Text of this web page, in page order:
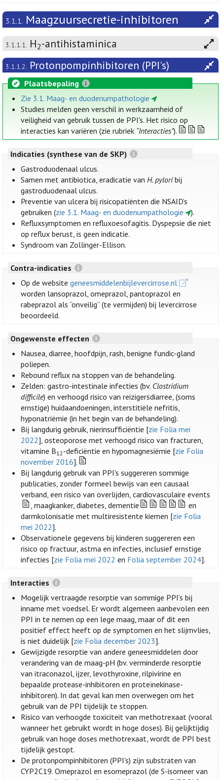
3.1.1. Maagzuursecretie-inhibitoren
3.1.1.1. H2-antihistaminica
3.1.1.2. Protonpompinhibitoren (PPI's)
Plaatsbepaling
Zie 3.1. Maag- en duodenumpathologie
Studies melden geen verschil in werkzaamheid of
veiligheid van gebruik tussen de PPI's. Het risico op
interacties kan variëren (zie rubriek “Interacties”).
Indicaties (synthese van de SKP)
Gastroduodenaal ulcus.
Samen met antibiotica, eradicatie vanH. pyloribij
gastroduodenaal ulcus.
Preventie van ulcera bij risicopatiënten die NSAID’s
gebruiken (zie 3.1. Maag- en duodenumpathologie
).
Refluxsymptomen en refluxoesofagitis. Dyspepsie die niet
op reflux berust, is geen indicatie.
Syndroom van Zollinger-Ellison.
Contra-indicaties
Op de websitegeneesmiddelenbijlevercirrose.nl
worden lansoprazol, omeprazol, pantoprazol en
rabeprazol als “onveilig” (te vermijden) bij levercirrose
beoordeeld.
Ongewenste effecten
Nausea, diarree, hoofdpijn, rash, benigne fundic-gland
poliepen.
Rebound reflux na stoppen van de behandeling.
Zelden: gastro-intestinale infecties (bv. Clostridium
difficile) en verhoogd risico van reizigersdiarree, (soms
ernstige) huidaandoeningen, interstitiële nefritis,
hyponatriëmie (in het begin van de behandeling).
Bij langdurig gebruik, nierinsufficiëntie [zie Folia mei
2022], osteoporose met verhoogd risico van fracturen,
vitamine B12-deficiëntie en hypomagnesiëmie [zie Folia
november 2016].
Bij langdurig gebruik van PPI's suggereren sommige
publicaties, zonder formeel bewijs van een causaal
verband, een risico van overlijden, cardiovasculaire events
, maagkanker, diabetes, dementie
en
darmkolonisatie met multiresistente kiemen [zie Folia
mei 2022].
Observationele gegevens bij kinderen suggereren een
risico op fractuur, astma en infecties, inclusief ernstige
infecties [zie Folia mei 2022 en Folia september 2024].
Interacties
Mogelijk vertraagde resorptie van sommige PPI’s bij
inname met voedsel. Er wordt algemeen aanbevolen een
PPI in te nemen op een lege maag, maar of dit een
positief effect heeft op de symptomen en het slijmvlies,
is niet duidelijk [zie Folia december 2023].
Gewijzigde resorptie van andere geneesmiddelen door
verandering van de maag-pH (bv. verminderde resorptie
van itraconazol, ijzer, levothyroxine, rilpivirine en
bepaalde protease-inhibitoren en proteïnekinase-
inhibitoren). In dat geval kan men overwegen om het
gebruik van de PPI tijdelijk te stoppen.
Risico van verhoogde toxiciteit van methotrexaat (vooral
wanneer het gebruikt wordt in hoge doses). Bij gelijktijdig
gebruik van hoge doses methotrexaat, wordt de PPI best
tijdelijk gestopt.
De protonpompinhibitoren (PPI's) zijn substraten van
CYP2C19. Omeprazol en esomeprazol (de S-isomeer van